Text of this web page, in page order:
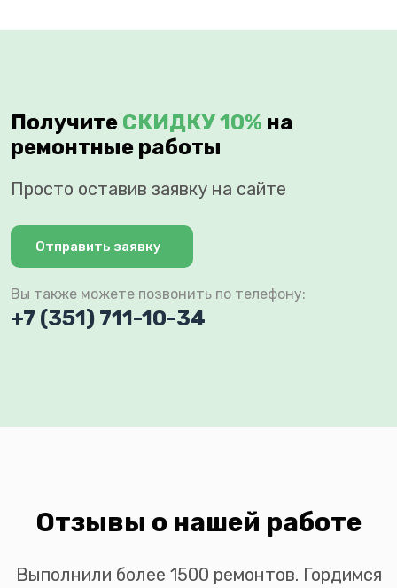
Получите СКИДКУ 10% на
ремонтные работы
Просто оставив заявку на сайте
Отправить заявку
Вы также можете позвонить по телефону:
+7 (351) 711-10-34
Отзывы о нашей работе
Выполнили более 1500 ремонтов. Гордимся